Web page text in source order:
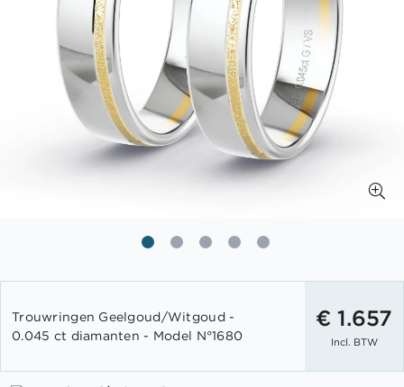
het
begin
de
Trouwringen Geelgoud/Witgoud -
0.045 ct diamanten - Model N°1680
€ 1.657
Incl. BTW